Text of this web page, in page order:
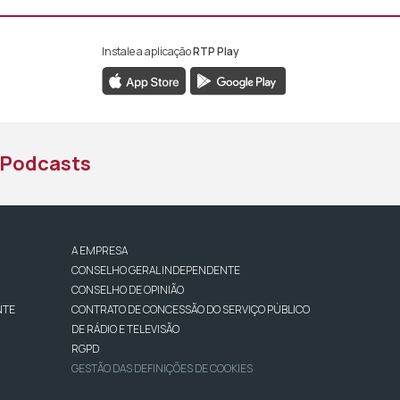
da RTP África
da RTP África
YouTube da RTP África
Instale a aplicaçãoRTP Play
Podcasts
A EMPRESA
CONSELHO GERAL INDEPENDENTE
CONSELHO DE OPINIÃO
CONTRATO DE CONCESSÃO DO SERVIÇO PÚBLICO
DE RÁDIO E TELEVISÃO
RGPD
GESTÃO DAS DEFINIÇÕES DE COOKIES